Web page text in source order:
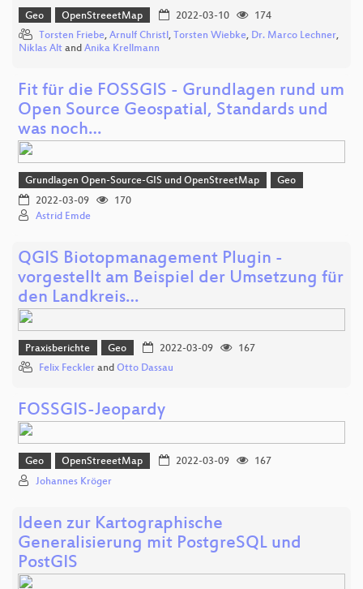
Geo OpenStreeetMap 2022-03-10
174
Torsten Friebe, Arnulf Christl, Torsten Wiebke, Dr. Marco Lechner,
Niklas Alt and Anika Krellmann
Fit für die FOSSGIS - Grundlagen rund um
Open Source Geospatial, Standards und
was noch…
Grundlagen Open-Source-GIS und OpenStreetMap
Geo
2022-03-09
170
Astrid Emde
QGIS Biotopmanagement Plugin -
vorgestellt am Beispiel der Umsetzung für
den Landkreis…
Praxisberichte Geo 2022-03-09
167
Felix Feckler and Otto Dassau
FOSSGIS-Jeopardy
Geo OpenStreeetMap 2022-03-09
167
Johannes Kröger
Ideen zur Kartographische
Generalisierung mit PostgreSQL und
PostGIS